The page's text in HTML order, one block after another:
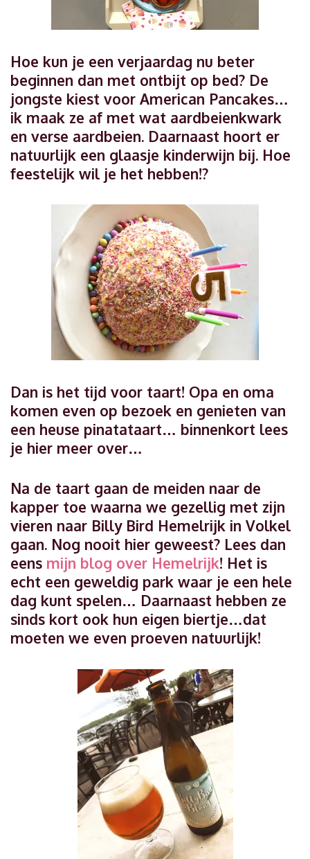
Hoe kun je een verjaardag nu beter
beginnen dan met ontbijt op bed? De
jongste kiest voor American Pancakes…
ik maak ze af met wat aardbeienkwark
en verse aardbeien. Daarnaast hoort er
natuurlijk een glaasje kinderwijn bij. Hoe
feestelijk wil je het hebben!?
Dan is het tijd voor taart! Opa en oma
komen even op bezoek en genieten van
een heuse pinatataart… binnenkort lees
je hier meer over…
Na de taart gaan de meiden naar de
kapper toe waarna we gezellig met zijn
vieren naar Billy Bird Hemelrijk in Volkel
gaan. Nog nooit hier geweest? Lees dan
eens mijn blog over Hemelrijk! Het is
echt een geweldig park waar je een hele
dag kunt spelen… Daarnaast hebben ze
sinds kort ook hun eigen biertje…dat
moeten we even proeven natuurlijk!